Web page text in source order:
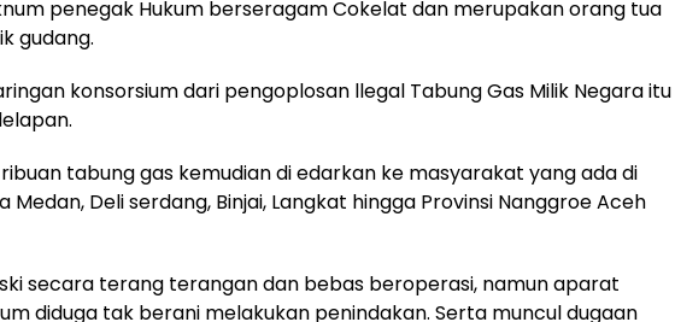
penegak Hukum berseragam Cokelat dan merupakan orang tua
gudang.
konsorsium dari pengoplosan llegal Tabung Gas Milik Negara itu
ribuan tabung gas kemudian di edarkan ke masyarakat yang ada di
Medan, Deli serdang, Binjai, Langkat hingga Provinsi Nanggroe Aceh
secara terang terangan dan bebas beroperasi, namun aparat
diduga tak berani melakukan penindakan. Serta muncul dugaan